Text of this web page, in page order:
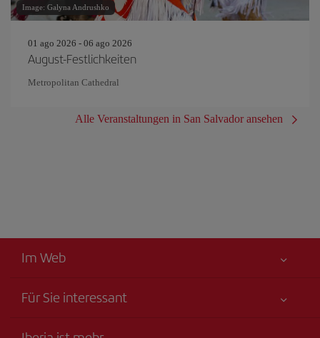
Image: Galyna Andrushko
01 ago 2026 - 06 ago 2026
August-Festlichkeiten
Metropolitan Cathedral
Alle Veranstaltungen in San Salvador ansehen
Im Web
Für Sie interessant